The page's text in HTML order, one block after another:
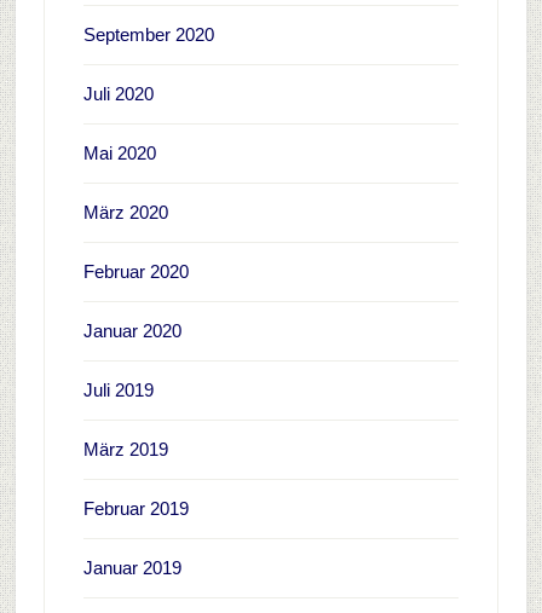
September 2020
Juli 2020
Mai 2020
März 2020
Februar 2020
Januar 2020
Juli 2019
März 2019
Februar 2019
Januar 2019